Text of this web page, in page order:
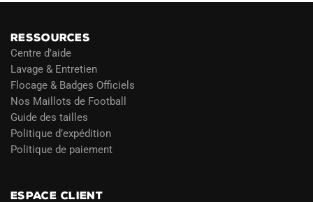
RESSOURCES
Centre d’aide
Lavage & Entretien
Flocage & Badges Officiels
Nos Maillots de Football
Guide des tailles
Politique d’expédition
Politique de paiement
ESPACE CLIENT